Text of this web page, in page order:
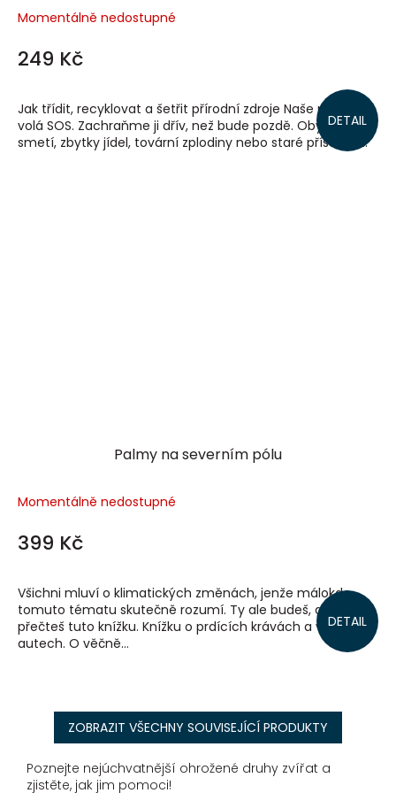
Momentálně nedostupné
249 Kč
DETAIL
Jak třídit, recyklovat a šetřit přírodní zdroje Naše planeta
volá SOS. Zachraňme ji dřív, než bude pozdě. Obyčejné
smetí, zbytky jídel, tovární zplodiny nebo staré přístroje....
Palmy na severním pólu
Momentálně nedostupné
399 Kč
DETAIL
Všichni mluví o klimatických změnách, jenže málokdo
tomuto tématu skutečně rozumí. Ty ale budeš, až si
přečteš tuto knížku. Knížku o prdících krávách a vrčících
autech. O věčně...
ZOBRAZIT VŠECHNY SOUVISEJÍCÍ PRODUKTY
Poznejte nejúchvatnější ohrožené druhy zvířat a
zjistěte, jak jim pomoci!